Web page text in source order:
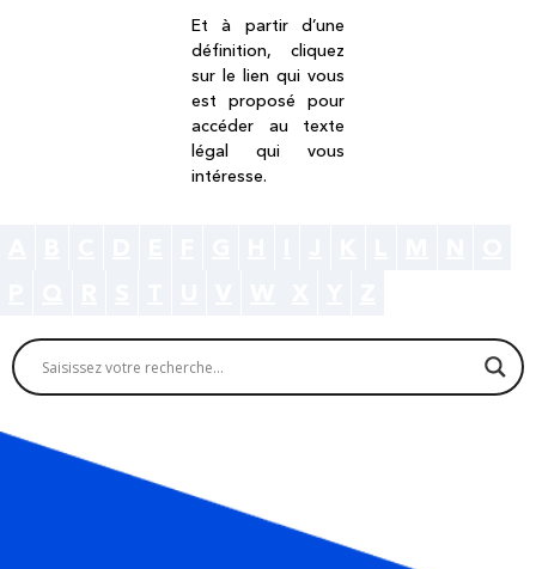
Et à partir d’une
définition, cliquez
sur le lien qui vous
est proposé pour
accéder au texte
légal qui vous
intéresse.